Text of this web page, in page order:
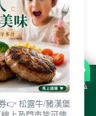
方式之詳情，及若您不希
定，請參閱本網站「
隱私
同意本公司得按本網站使
👉 松露牛/豬漢堡